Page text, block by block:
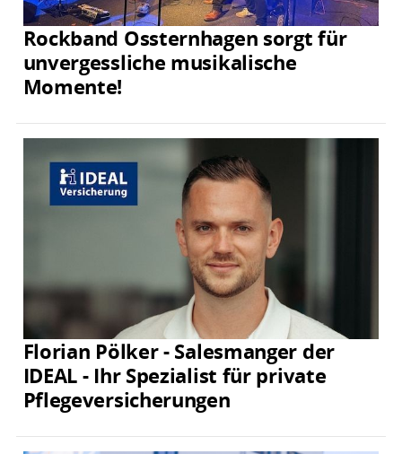
Rockband Ossternhagen sorgt für
unvergessliche musikalische
Momente!
Florian Pölker - Salesmanger der
IDEAL - Ihr Spezialist für private
Pflegeversicherungen